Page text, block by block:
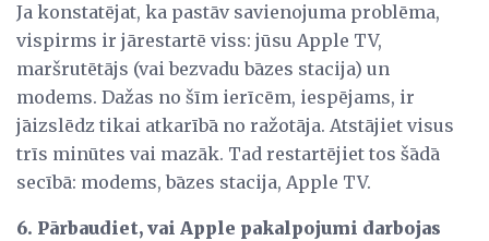
Ja konstatējat, ka pastāv savienojuma problēma,
vispirms ir jārestartē viss: jūsu Apple TV,
maršrutētājs (vai bezvadu bāzes stacija) un
modems. Dažas no šīm ierīcēm, iespējams, ir
jāizslēdz tikai atkarībā no ražotāja. Atstājiet visus
trīs minūtes vai mazāk. Tad restartējiet tos šādā
secībā: modems, bāzes stacija, Apple TV.
6. Pārbaudiet, vai Apple pakalpojumi darbojas